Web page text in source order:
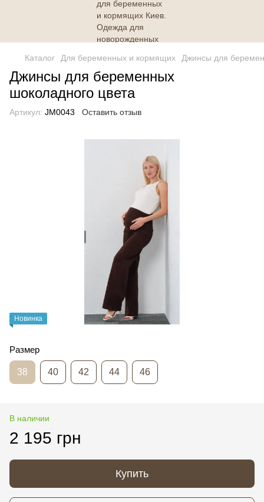
Каталог Для беременных и кормящих Джинсы для
Джинсы для беременных
шоколадного цвета
Артикул: JM0043 Оставить отзыв
Новинка
Размер
38 40 42 44 46
В наличии
2 195 грн
Купить